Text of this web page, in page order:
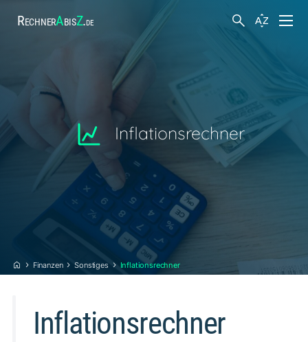
RechnerAbisZ.de
Körper und Gesundheit
Hobby und Freizeit
Arbeit
Sonstiges
Suche
Finanzen Sonstiges Inflationsrechner
Inflationsrechner
Inflationsrechner